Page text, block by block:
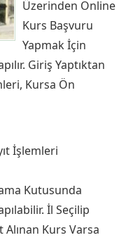
Üzerinden Online
Kurs Başvuru
Yapmak İçin
Giriş Yaptıktan
Kursa Ön
İşlemleri
Kutusunda
İl Seçilip
Alınan Kurs Varsa